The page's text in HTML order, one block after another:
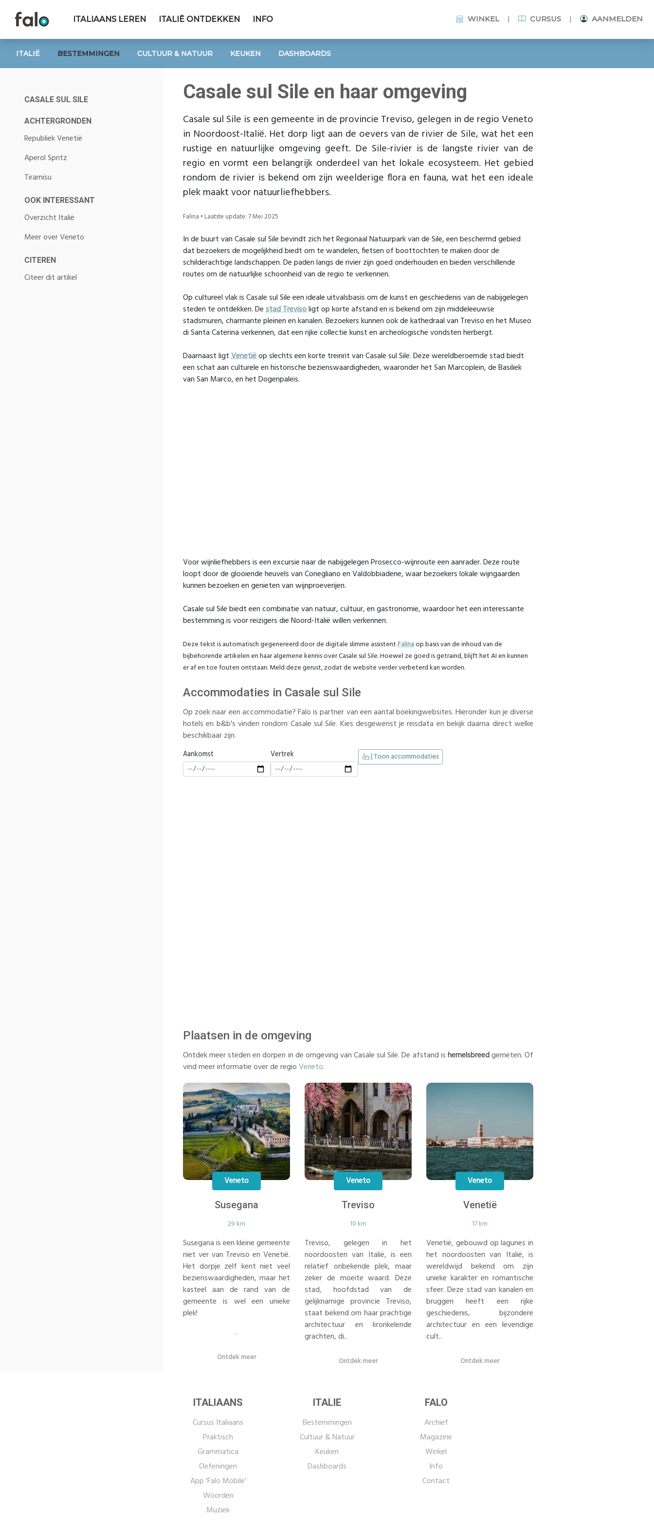
ITALIAANS LEREN ITALIË ONTDEKKEN INFO WINKEL | CURSUS | AANMELDEN
ITALIË BESTEMMINGEN CULTUUR & NATUUR KEUKEN DASHBOARDS
Casale sul Sile en haar omgeving
Casale sul Sile is een gemeente in de provincie Treviso, gelegen in de regio Veneto
in Noordoost-Italië. Het dorp ligt aan de oevers van de rivier de Sile, wat het een
rustige en natuurlijke omgeving geeft. De Sile-rivier is de langste rivier van de
regio en vormt een belangrijk onderdeel van het lokale ecosysteem. Het gebied
rondom de rivier is bekend om zijn weelderige flora en fauna, wat het een ideale
plek maakt voor natuurliefhebbers.
Falina • Laatste update: 7 Mei 2025
In de buurt van Casale sul Sile bevindt zich het Regionaal Natuurpark van de Sile, een beschermd gebied
dat bezoekers de mogelijkheid biedt om te wandelen, fietsen of boottochten te maken door de
schilderachtige landschappen. De paden langs de rivier zijn goed onderhouden en bieden verschillende
routes om de natuurlijke schoonheid van de regio te verkennen.
Op cultureel vlak is Casale sul Sile een ideale uitvalsbasis om de kunst en geschiedenis van de nabijgelegen
steden te ontdekken. Destad Trevisoligt op korte afstand en is bekend om zijn middeleeuwse
stadsmuren, charmante pleinen en kanalen. Bezoekers kunnen ook de kathedraal van Treviso en het Museo
di Santa Caterina verkennen, dat een rijke collectie kunst en archeologische vondsten herbergt.
Daarnaast ligtVenetiëop slechts een korte treinrit van Casale sul Sile. Deze wereldberoemde stad biedt
een schat aan culturele en historische bezienswaardigheden, waaronder het San Marcoplein, de Basiliek
van San Marco, en het Dogenpaleis.
Voor wijnliefhebbers is een excursie naar de nabijgelegen Prosecco-wijnroute een aanrader. Deze route
loopt door de glooiende heuvels van Conegliano en Valdobbiadene, waar bezoekers lokale wijngaarden
kunnen bezoeken en genieten van wijnproeverijen.
Casale sul Sile biedt een combinatie van natuur, cultuur, en gastronomie, waardoor het een interessante
bestemming is voor reizigers die Noord-Italië willen verkennen.
Deze tekst is automatisch gegenereerd door de digitale slimme assistentFalinaop basis van de inhoud van de
bijbehorende artikelen en haar algemene kennis over Casale sul Sile. Hoewel ze goed is getraind, blijft het AI en kunnen
er af en toe fouten ontstaan. Meld deze gerust, zodat de website verder verbeterd kan worden.
Accommodaties in Casale sul Sile
Op zoek naar een accommodatie? Falo is partner van een aantal boekingwebsites. Hieronder kun je diverse
hotels en b&b's vinden rondom Casale sul Sile. Kies desgewenst je reisdata en bekijk daarna direct welke
beschikbaar zijn.
Aankomst Vertrek | Toon accommodaties
Plaatsen in de omgeving
Ontdek meer steden en dorpen in de omgeving van Casale sul Sile. De afstand ishemelsbreedgemeten. Of
vind meer informatie over de regioVeneto.
Veneto
Susegana
29 km
Susegana is een kleine gemeente
niet ver van Treviso en Venetië.
Het dorpje zelf kent niet veel
bezienswaardigheden, maar het
kasteel aan de rand van de
gemeente is wel een unieke
plek!
..
Ontdek meer
Veneto
Treviso
10 km
Treviso, gelegen in het
noordoosten van Italië, is een
relatief onbekende plek, maar
zeker de moeite waard. Deze
stad, hoofdstad van de
gelijknamige provincie Treviso,
staat bekend om haar prachtige
architectuur en kronkelende
grachten, di..
Ontdek meer
Veneto
Venetië
17 km
Venetië, gebouwd op lagunes in
het noordoosten van Italië, is
wereldwijd bekend om zijn
unieke karakter en romantische
sfeer. Deze stad van kanalen en
bruggen heeft een rijke
geschiedenis, bijzondere
architectuur en een levendige
cult..
Ontdek meer
CASALE SUL SILE
ACHTERGRONDEN
Republiek Venetië
Aperol Spritz
Tiramisu
OOK INTERESSANT
Overzicht Italië
Meer over Veneto
CITEREN
Citeer dit artikel
ITALIAANS
Cursus Italiaans
Praktisch
Grammatica
Oefeningen
App 'Falo Mobile'
Woorden
Muziek
ITALIE
Bestemmingen
Cultuur & Natuur
Keuken
Dashboards
FALO
Archief
Magazine
Winkel
Info
Contact